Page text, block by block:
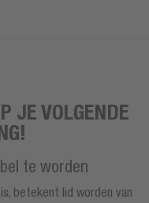
JE VOLGENDE
te worden
betekent lid worden van